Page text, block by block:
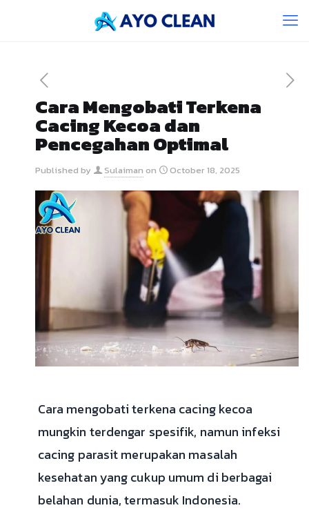
Cara Mengobati Terkena
Cacing Kecoa dan
Pencegahan Optimal
Published by Sulaiman on October 18, 2025
Cara mengobati terkena cacing kecoa
mungkin terdengar spesifik, namun infeksi
cacing parasit merupakan masalah
kesehatan yang cukup umum di berbagai
belahan dunia, termasuk Indonesia.